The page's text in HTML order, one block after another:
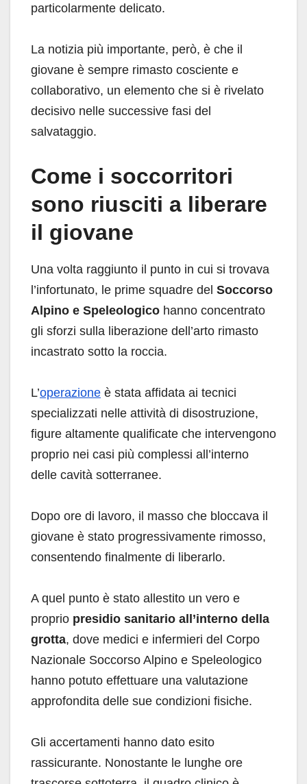
particolarmente delicato.
La notizia più importante, però, è che il
giovane è sempre rimasto cosciente e
collaborativo, un elemento che si è rivelato
decisivo nelle successive fasi del
salvataggio.
Come i soccorritori
sono riusciti a liberare
il giovane
Una volta raggiunto il punto in cui si trovava
l’infortunato, le prime squadre del Soccorso
Alpino e Speleologico hanno concentrato
gli sforzi sulla liberazione dell’arto rimasto
incastrato sotto la roccia.
L’operazione è stata affidata ai tecnici
specializzati nelle attività di disostruzione,
figure altamente qualificate che intervengono
proprio nei casi più complessi all’interno
delle cavità sotterranee.
Dopo ore di lavoro, il masso che bloccava il
giovane è stato progressivamente rimosso,
consentendo finalmente di liberarlo.
A quel punto è stato allestito un vero e
proprio presidio sanitario all’interno della
grotta, dove medici e infermieri del Corpo
Nazionale Soccorso Alpino e Speleologico
hanno potuto effettuare una valutazione
approfondita delle sue condizioni fisiche.
Gli accertamenti hanno dato esito
rassicurante. Nonostante le lunghe ore